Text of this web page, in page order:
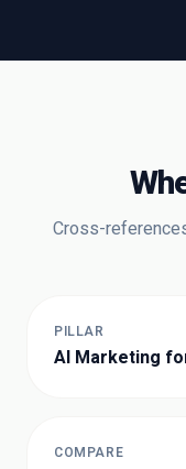
Cross-
PILLAR
AI Marketing
COMPARE